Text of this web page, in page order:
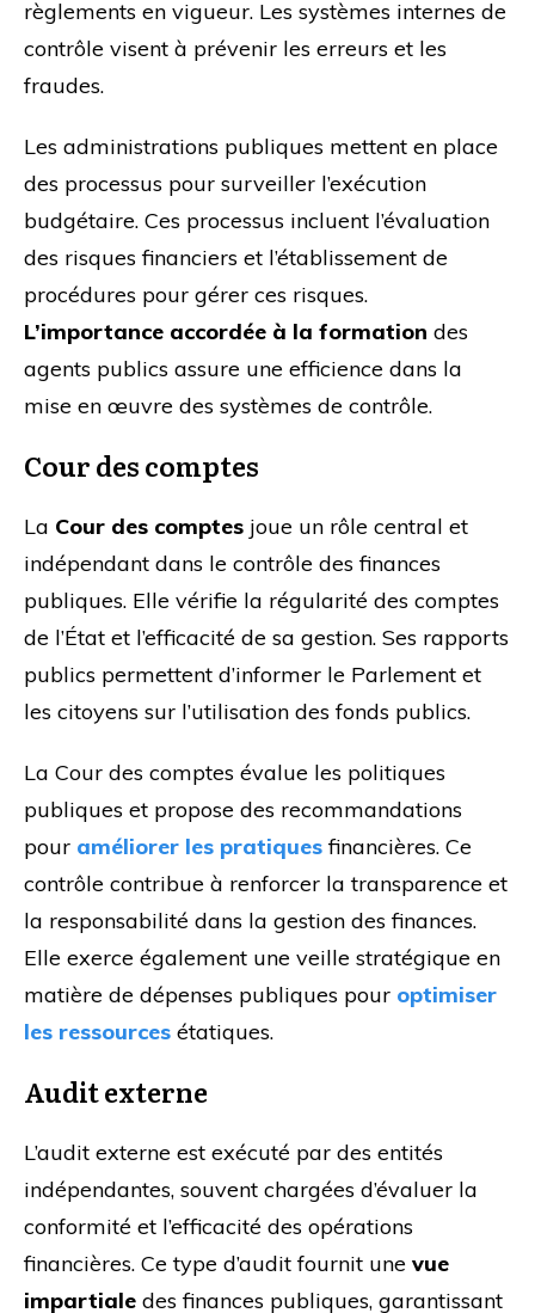
règlements en vigueur. Les systèmes internes de
contrôle visent à prévenir les erreurs et les
fraudes.
Les administrations publiques mettent en place
des processus pour surveiller l’exécution
budgétaire. Ces processus incluent l’évaluation
des risques financiers et l’établissement de
procédures pour gérer ces risques.
L’importance accordée à la formation des
agents publics assure une efficience dans la
mise en œuvre des systèmes de contrôle.
Cour des comptes
La Cour des comptes joue un rôle central et
indépendant dans le contrôle des finances
publiques. Elle vérifie la régularité des comptes
de l’État et l’efficacité de sa gestion. Ses rapports
publics permettent d’informer le Parlement et
les citoyens sur l’utilisation des fonds publics.
La Cour des comptes évalue les politiques
publiques et propose des recommandations
pour améliorer les pratiquesfinancières. Ce
contrôle contribue à renforcer la transparence et
la responsabilité dans la gestion des finances.
Elle exerce également une veille stratégique en
matière de dépenses publiques pour optimiser
les ressources étatiques.
Audit externe
L’audit externe est exécuté par des entités
indépendantes, souvent chargées d’évaluer la
conformité et l’efficacité des opérations
financières. Ce type d’audit fournit une vue
impartiale des finances publiques, garantissant